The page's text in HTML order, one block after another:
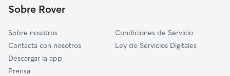
Santiponce
Sobre Rover
Sobre nosotros
Contacta con nosotros
Descargar la app
Prensa
Condiciones de Servicio
Ley de Servicios Digitales